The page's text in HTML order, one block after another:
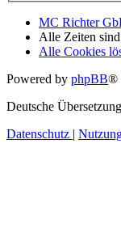
MC Richter
Alle Zeiten sind
Alle Cookies
Powered by phpBB®
Deutsche
Datenschutz |